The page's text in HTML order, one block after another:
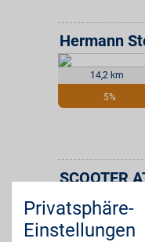
14,2 km
5%
Hermann
bis zu 5%
SCOOTER
Privatsphäre-
Einstellungen